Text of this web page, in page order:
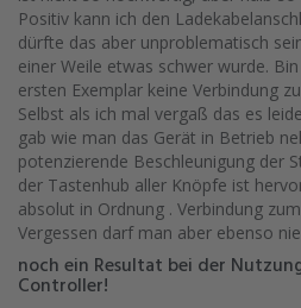
Positiv kann ich den
dürfte das aber unproblematisch
einer Weile etwas schwer wurde.
ersten Exemplar keine Verbindung
Selbst als ich mal vergaß das es
gab wie man das Gerät in Betrieb
potenzierende Beschleunigung der
der Tastenhub aller Knöpfe ist
absolut in Ordnung . Verbindung
Vergessen darf man aber ebenso
noch ein Resultat bei der
Controller!